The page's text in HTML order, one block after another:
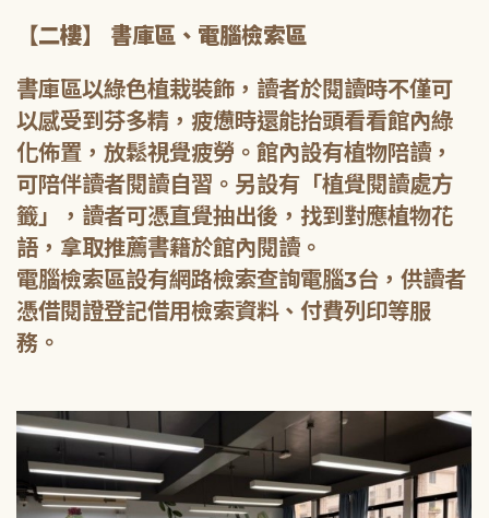
【二樓】 書庫區、電腦檢索區
書庫區以綠色植栽裝飾，讀者於閱讀時不僅可
以感受到芬多精，疲憊時還能抬頭看看館內綠
化佈置，放鬆視覺疲勞。館內設有植物陪讀，
可陪伴讀者閱讀自習。另設有「植覺閱讀處方
籤」，讀者可憑直覺抽出後，找到對應植物花
語，拿取推薦書籍於館內閱讀。
電腦檢索區設有網路檢索查詢電腦3台，供讀者
憑借閱證登記借用檢索資料、付費列印等服
務。